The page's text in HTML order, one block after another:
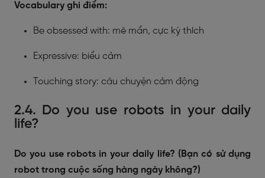
Vocabulary ghi điểm:
Be obsessed with: mê mẩn, cực kỳ thích
Expressive: biểu cảm
Touching story: câu chuyện cảm động
2.4. Do you use robots in your daily
life?
Do you use robots in your daily life? (Bạn có sử dụng
robot trong cuộc sống hàng ngày không?)